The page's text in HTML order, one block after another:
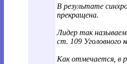
В результате
прекращена.
Лидер так
ст. 109 Уголовного
Как отмечается, в